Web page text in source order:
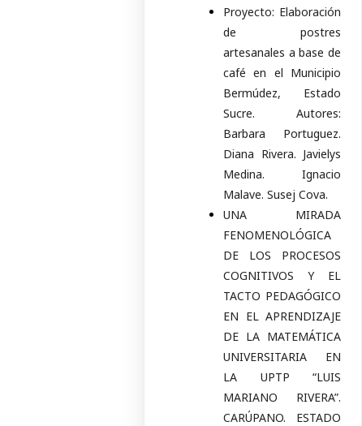
Proyecto: Elaboración
de postres
artesanales a base de
café en el Municipio
Bermúdez, Estado
Sucre. Autores:
Barbara Portuguez.
Diana Rivera. Javielys
Medina. Ignacio
Malave. Susej Cova.
UNA MIRADA
FENOMENOLÓGICA
DE LOS PROCESOS
COGNITIVOS Y EL
TACTO PEDAGÓGICO
EN EL APRENDIZAJE
DE LA MATEMÁTICA
UNIVERSITARIA EN
LA UPTP “LUIS
MARIANO RIVERA”.
CARÚPANO. ESTADO